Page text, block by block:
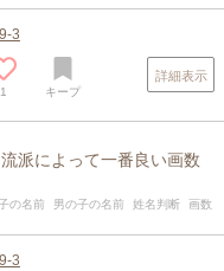
9-3
1 キープ
詳細表示
派によって一番良い画数
の名前 男の子の名前 姓名判断 画数
9-3